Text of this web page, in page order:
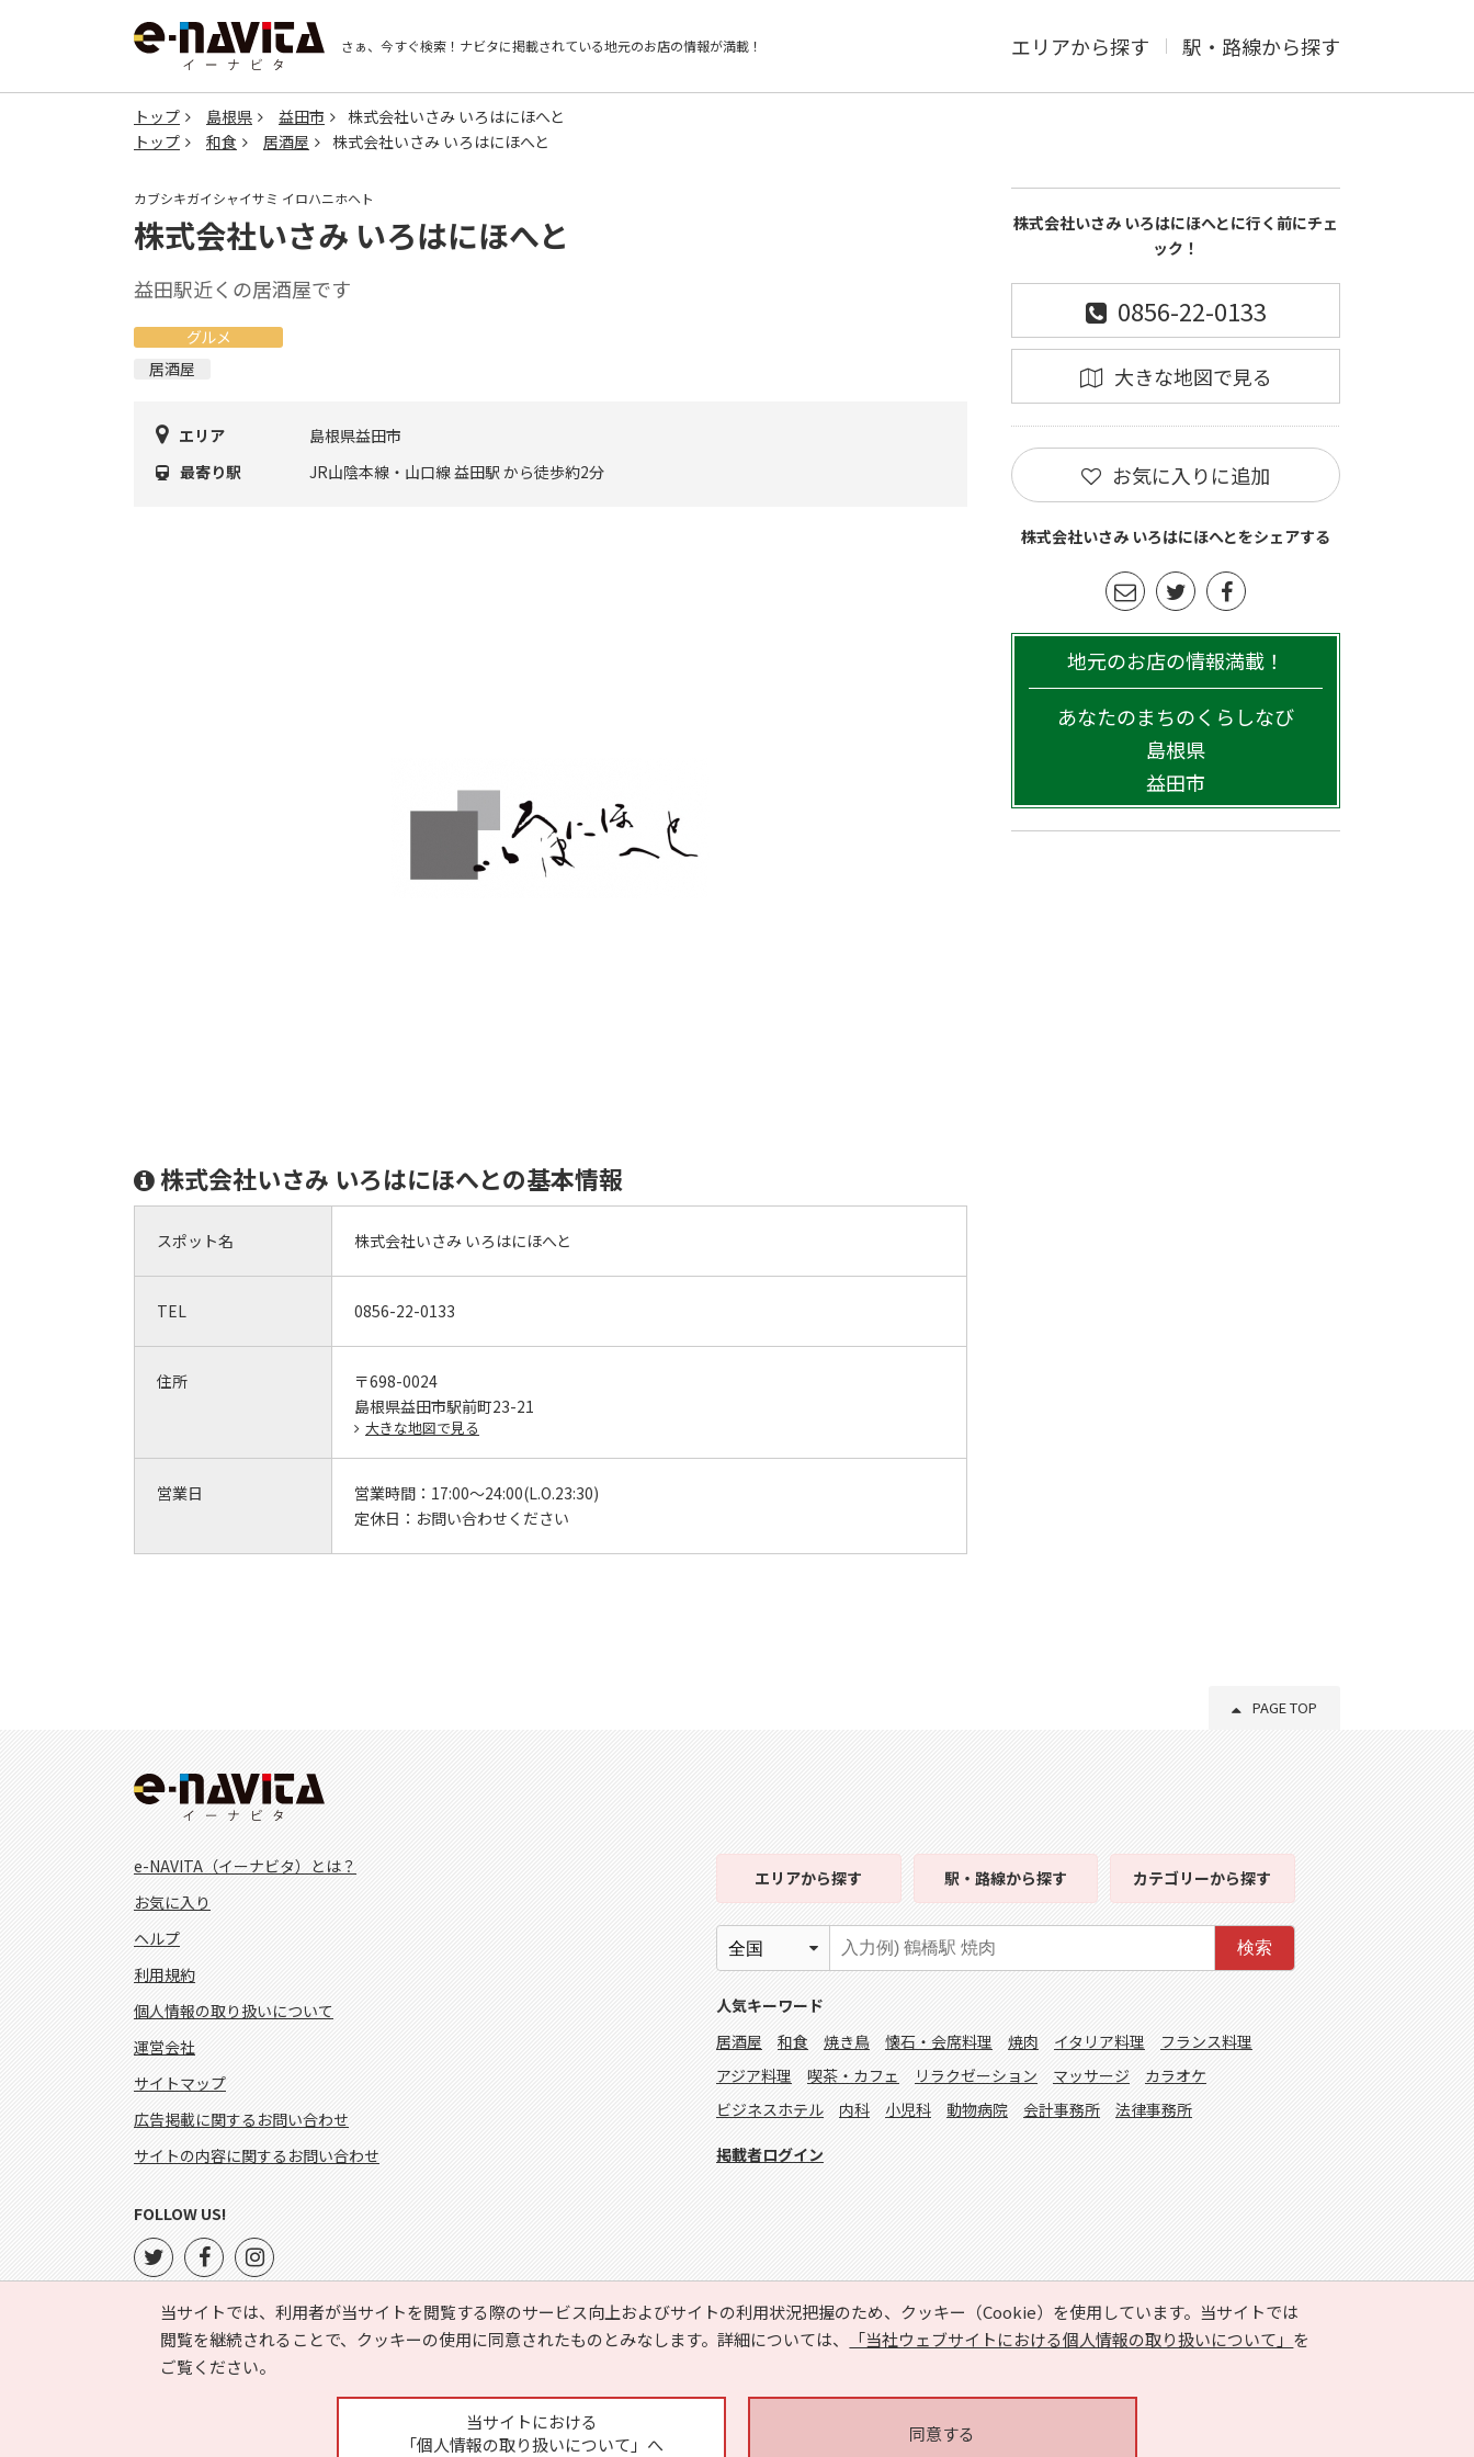
さぁ、今すぐ検索！ ナビタに掲載されている地元のお店の情報が満載！ エリアから探す 駅・路線から探す
トップ 島根県 益田市
株式会社いさみ いろはにほへと
トップ
和食 居酒屋 株式会社いさみ いろはにほへと
カブシキガイシャイサミ イロハニホヘト
株式会社いさみ いろはにほへと
益田駅近くの居酒屋です
グルメ
居酒屋
エリア
島根県益田市
最寄り駅
JR山陰本線・山口線 益田駅 から徒歩約2分
株式会社いさみ いろはにほへとの基本情報
スポット名 株式会社いさみ いろはにほへと
TEL 0856-22-0133
住所
〒698-0024
島根県益田市駅前町23-21
大きな地図で見る
営業日 営業時間： 17:00～24:00(L.O.23:30)
定休日： お問い合わせください
株式会社いさみ いろはにほへとに行く前にチェ
ック！
0856-22-0133
大きな地図で見る
お気に入りに追加
株式会社いさみ いろはにほへとをシェアする
地元のお店の情報満載！
あなたのまちのくらしなび
島根県
益田市
PAGE TOP
当サイトでは、利用者が当サイトを閲覧する際のサービス向上およびサイトの利用状況把握のため、クッキー（Cookie）を使用しています。当サイトでは
閲覧を継続されることで、クッキーの使用に同意されたものとみなします。詳細については、
「当社ウェブサイトにおける個人情報の取り扱いについて」 を
ご覧ください。
当サイトにおける
「個人情報の取り扱いについて」へ
同意する
e-NAVITA（イーナビタ）とは？
お気に入り
ヘルプ
利用規約
個人情報の取り扱いについて
運営会社
サイトマップ
広告掲載に関するお問い合わせ
サイトの内容に関するお問い合わせ
エリアから探す 駅・路線から探す カテゴリーから探す
検索
人気キーワード
居酒屋
和食 焼き鳥 懐石・会席料理 焼肉 イタリア料理
フランス料理
アジア料理
喫茶・カフェ リラクゼーション マッサージ
カラオケ
ビジネスホテル
内科 小児科 動物病院 会計事務所 法律事務所
掲載者ログイン
FOLLOW US!
Copyright © HYOJITO.Co.,Ltd. All Rights Reserved.